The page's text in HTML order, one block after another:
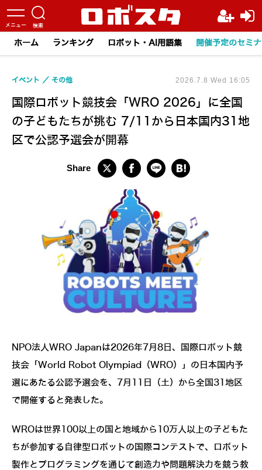
ホーム ランキング ロボット・AI用語集 開催予定のセミ
国際ロボット競技会「WRO 2026」に全国
の子どもたちが挑む 7/11から日本国内31地
区で公認予選会が開幕
イベント その他 2026.7.8 Wed 16:05
NPO法人WRO Japanは2026年7月8日、国際ロボット競
技会「World Robot Olympiad（WRO）」の日本国内予
選にあたる公認予選会を、7月11日（土）から全国31地区
で開催すると発表した。
WROは世界100以上の国と地域から10万人以上の子どもた
ちが参加する自律型ロボットの国際コンテストで、ロボット
製作とプログラミングを通じて創造力や問題解決力を競う教